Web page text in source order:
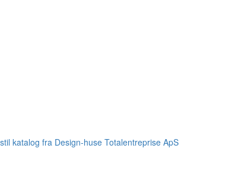
katalog fra Design-huse Totalentreprise ApS